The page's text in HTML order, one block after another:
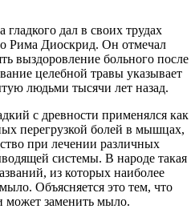
дал в своих трудах
Рима Диоскрид. Он отмечал
выздоровление больного после
целебной травы указывает
людьми тысячи лет назад.
с древности применялся как
перегрузкой болей в мышцах,
при лечении различных
системы. В народе такая
из которых наиболее
Объясняется это тем, что
может заменить мыло.